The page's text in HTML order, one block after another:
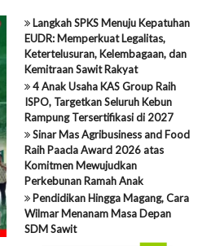
Langkah SPKS Menuju Kepatuhan
EUDR: Memperkuat Legalitas,
Ketertelusuran, Kelembagaan, dan
Kemitraan Sawit Rakyat
4 Anak Usaha KAS Group Raih
ISPO, Targetkan Seluruh Kebun
Rampung Tersertifikasi di 2027
Sinar Mas Agribusiness and Food
Raih Paacla Award 2026 atas
Komitmen Mewujudkan
Perkebunan Ramah Anak
Pendidikan Hingga Magang, Cara
Wilmar Menanam Masa Depan
SDM Sawit